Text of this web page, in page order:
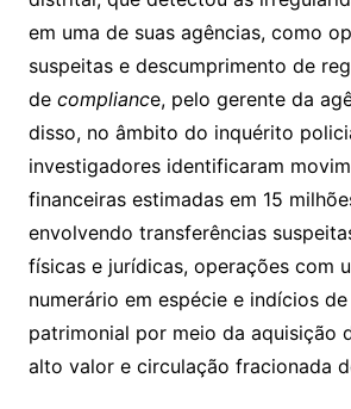
em uma de suas agências, como
suspeitas e descumprimento de
de compliance, pelo gerente da
disso, no âmbito do inquérito
investigadores identificaram
financeiras estimadas em 15
envolvendo transferências
físicas e jurídicas, operações com
numerário em espécie e indícios
patrimonial por meio da aquisição
alto valor e circulação fracionada